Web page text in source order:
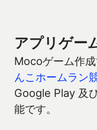
アプリゲー
Mocoゲーム作
んこホームラン
Google Play 及
能です。